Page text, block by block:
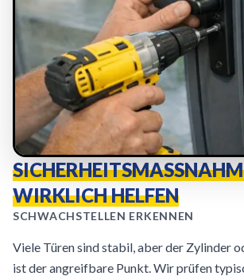
IRKLICH HELFEN
SCHWACHSTELLEN ERKENNEN
Viele Türen sind stabil, aber der Zylinder
ist der angreifbare Punkt. Wir prüfen